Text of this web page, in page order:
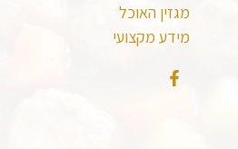
מגזין האוכל
מידע מקצועי